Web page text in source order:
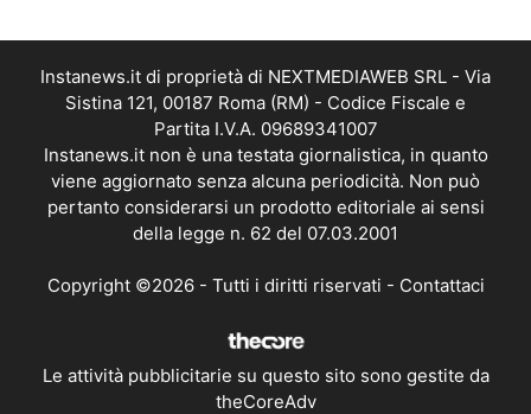
Instanews.it di proprietà di NEXTMEDIAWEB SRL - Via
Sistina 121, 00187 Roma (RM) - Codice Fiscale e
Partita I.V.A. 09689341007
Instanews.it non è una testata giornalistica, in quanto
viene aggiornato senza alcuna periodicità. Non può
pertanto considerarsi un prodotto editoriale ai sensi
della legge n. 62 del 07.03.2001
Copyright ©2026 - Tutti i diritti riservati - Contattaci
Le attività pubblicitarie su questo sito sono gestite da
theCoreAdv